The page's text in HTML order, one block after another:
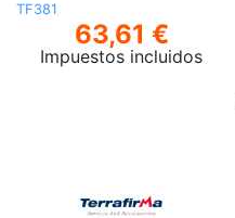
TF381
63,61 €
Impuestos incluidos